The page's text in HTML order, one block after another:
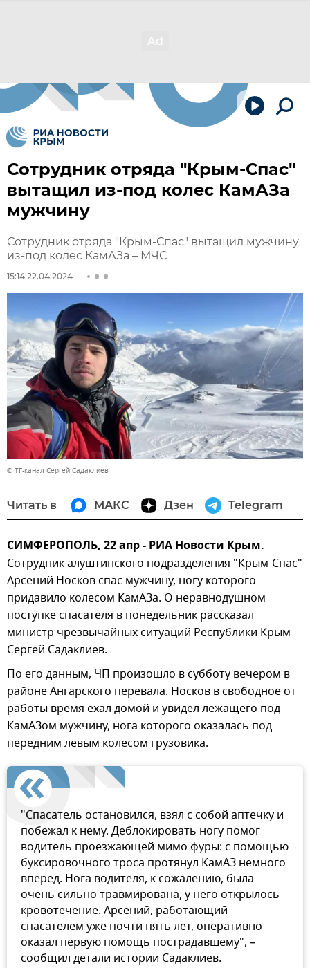
Сотрудник отряда "Крым-Спас"
вытащил из-под колес КамАЗа
мужчину
Сотрудник отряда "Крым-Спас" вытащил мужчину
из-под колес КамАЗа – МЧС
15:14 22.04.2024
© ТГ-канал Сергей Садаклиев
Читать в МАКС Дзен Telegram
СИМФЕРОПОЛЬ, 22 апр - РИА Новости Крым.
Сотрудник алуштинского подразделения "Крым-Спас"
Арсений Носков спас мужчину, ногу которого
придавило колесом КамАЗа. О неравнодушном
поступке спасателя в понедельник рассказал
министр чрезвычайных ситуаций Республики Крым
Сергей Садаклиев.
По его данным, ЧП произошло в субботу вечером в
районе Ангарского перевала. Носков в свободное от
работы время ехал домой и увидел лежащего под
КамАЗом мужчину, нога которого оказалась под
передним левым колесом грузовика.
"Спасатель остановился, взял с собой аптечку и
побежал к нему. Деблокировать ногу помог
водитель проезжающей мимо фуры: с помощью
буксировочного троса протянул КамАЗ немного
вперед. Нога водителя, к сожалению, была
очень сильно травмирована, у него открылось
кровотечение. Арсений, работающий
спасателем уже почти пять лет, оперативно
оказал первую помощь пострадавшему", –
сообщил детали истории Садаклиев.